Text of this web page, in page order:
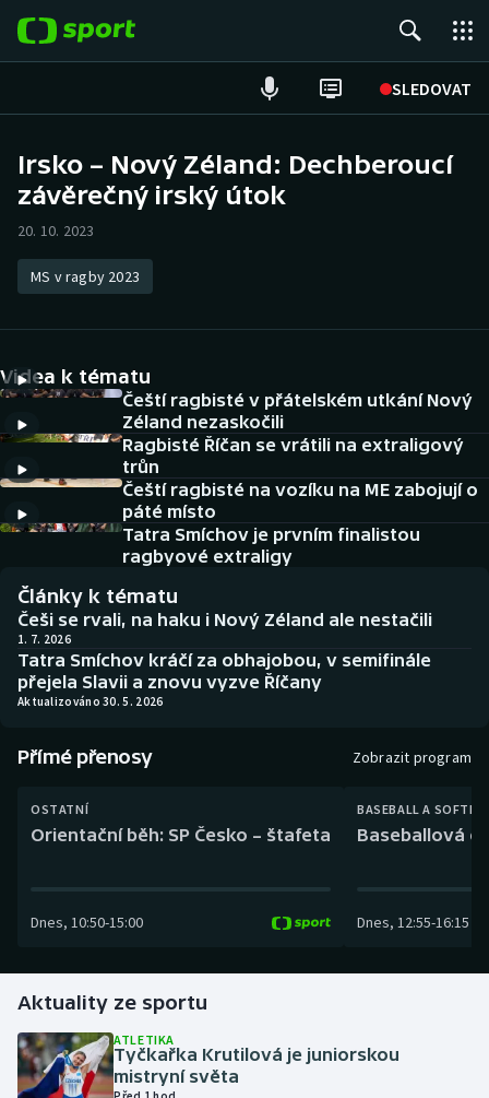
SLEDOVAT
Hokej
Atletika
DALŠÍ SPORTY
Americký fotbal
Baseball a softbal
Biatlon
Boby a skeleton
Curling
Dostihy
Futsal
Golf
Gymnastika
Házená
NEPŘEHLÉDNĚTE
Historické návraty
Aplikace ČT sport
AZ kvíz
Irsko – Nový Zéland: Dechberoucí
závěrečný irský útok
20. 10. 2023
MS v ragby 2023
Videa k tématu
Čeští ragbisté v přátelském utkání Nový
Zéland nezaskočili
Ragbisté Říčan se vrátili na extraligový
trůn
Čeští ragbisté na vozíku na ME zabojují o
páté místo
Tatra Smíchov je prvním finalistou
ragbyové extraligy
Články k tématu
Češi se rvali, na haku i Nový Zéland ale nestačili
1. 7. 2026
Tatra Smíchov kráčí za obhajobou, v semifinále
přejela Slavii a znovu vyzve Říčany
Aktualizováno 30. 5. 2026
Přímé přenosy Zobrazit program
OSTATNÍ
Orientační běh: SP Česko – štafeta
Dnes, 10:50-15:00
BASEBALL A
Baseballová
Dnes, 12:55-16:15
Aktuality ze sportu
ATLETIKA
Tyčkařka Krutilová je juniorskou
mistryní světa